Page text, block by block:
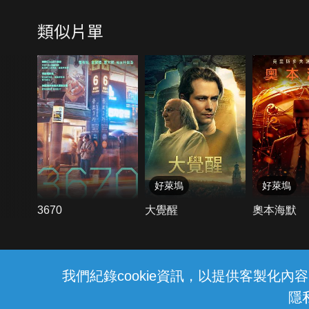
我們紀錄cookie資訊，以提供客製化內
隱
類似片單
3670
好萊塢
大覺醒
好萊塢
奧本海默